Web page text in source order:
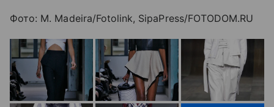
Фото: M. Madeira/Fotolink, SipaPress/FOTODOM.RU